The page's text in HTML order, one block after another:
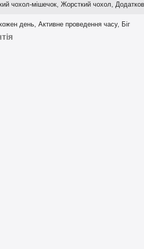
чохол-мішечок, Жорсткий чохол,
день, Активне проведення часу, Біг